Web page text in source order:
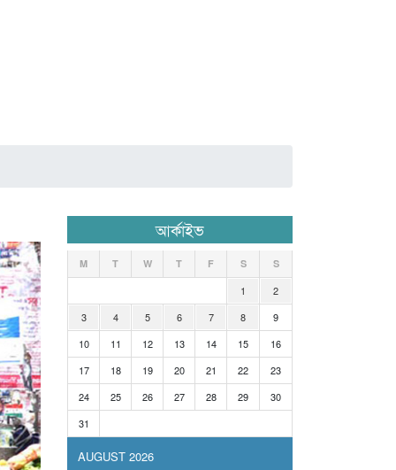
আর্কাইভ
AUGUST 2026
M T W T F S S
1
2
3
4 5 6 7 8
9
10
11 12 13 14 15
16
17
18 19 20 21 22
23
24
25 26 27 28 29
30
31